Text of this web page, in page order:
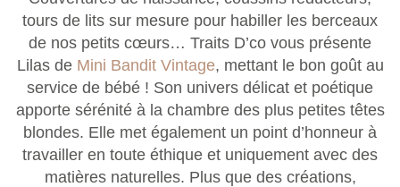
tours de lits sur mesure pour habiller les berceaux
de nos petits cœurs… Traits D’co vous présente
Lilas de Mini Bandit Vintage, mettant le bon goût au
service de bébé ! Son univers délicat et poétique
apporte sérénité à la chambre des plus petites têtes
blondes. Elle met également un point d’honneur à
travailler en toute éthique et uniquement avec des
matières naturelles. Plus que des créations,